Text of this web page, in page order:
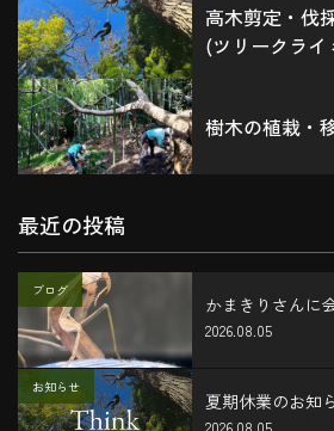
高木剪定・伐
(ツリークライ
樹木の植栽・
最近の投稿
ブログ
かまきりさんに
2026.08.05
お知らせ
夏期休業のお知
2026.08.05